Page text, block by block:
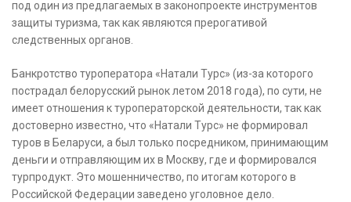
под один из предлагаемых в законопроекте инструментов
защиты туризма, так как являются прерогативой
следственных органов.
Банкротство туроператора «Натали Турс» (из-за которого
пострадал белорусский рынок летом 2018 года), по сути, не
имеет отношения к туроператорской деятельности, так как
достоверно известно, что «Натали Турс» не формировал
туров в Беларуси, а был только посредником, принимающим
деньги и отправляющим их в Москву, где и формировался
турпродукт. Это мошенничество, по итогам которого в
Российской Федерации заведено уголовное дело.